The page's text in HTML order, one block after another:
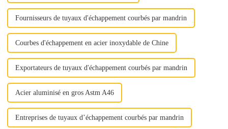
Fournisseurs de tuyaux d'échappement courbés par mandrin
Courbes d'échappement en acier inoxydable de Chine
Exportateurs de tuyaux d'échappement courbés par mandrin
Acier aluminisé en gros Astm A46
Entreprises de tuyaux d’échappement courbés par mandrin